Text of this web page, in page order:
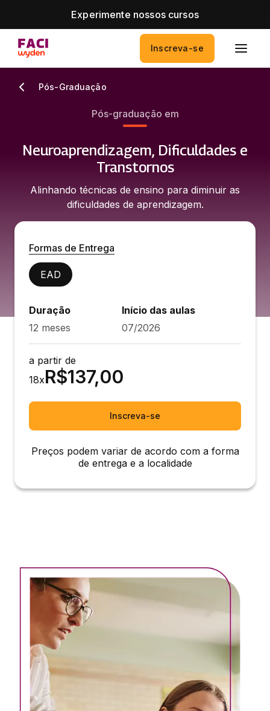
Experimente nossos cursos
Inscreva-se
Pós-Graduação
Pós-graduação em
Neuroaprendizagem, Dificuldades e
Transtornos
Alinhando técnicas de ensino para diminuir as
dificuldades de aprendizagem.
Formas de Entrega
EAD
Duração
12 meses
Início das aulas
07/2026
a partir de
18xR$137,00
Inscreva-se
Preços podem variar de acordo com a forma
de entrega e a localidade